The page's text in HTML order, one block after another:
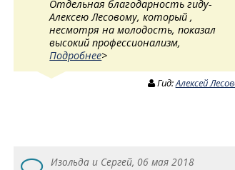
Отдельная благодарность гиду-
Алексею Лесовому, который ,
несмотря на молодость, показал
высокий профессионализм,
Подробнее>
Гид:Алексей
Изольда и Сергей, 06 мая 2018